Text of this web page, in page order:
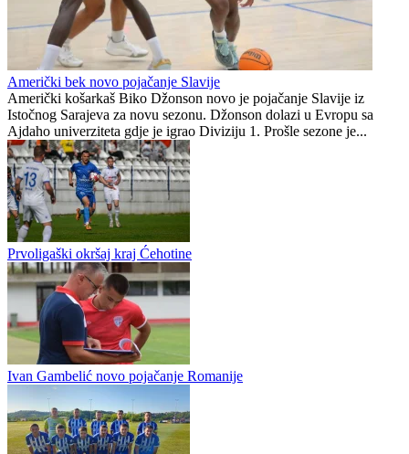
Siniša Stevanović novo pojačanje Majevice iz Lopara
Republika Srpska
1 0
Američki bek novo pojačanje Slavije
Američki košarkaš Biko Džonson novo je pojačanje Slavije iz
Istočnog Sarajeva za novu sezonu. Džonson dolazi u Evropu sa
Ajdaho univerziteta gdje je igrao Diviziju 1. Prošle sezone je...